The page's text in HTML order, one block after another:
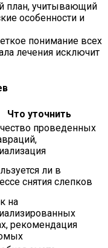
план, учитывающий
особенности и
понимание всех
лечения исключит
Что уточнить
проведенных
ли в
снятия слепков
на
рекомендация